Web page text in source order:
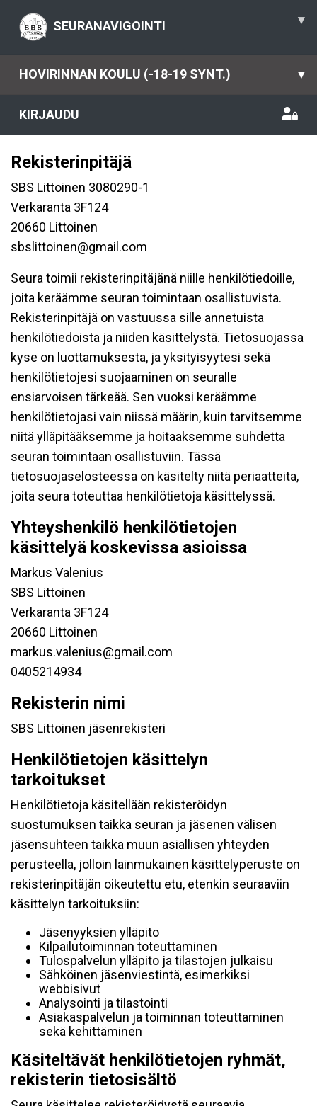
SEURANAVIGOINTI ▾
HOVIRINNAN KOULU (-18-19 SYNT.) ▾
KIRJAUDU
Rekisterinpitäjä
SBS Littoinen 3080290-1
Verkaranta 3F124
20660 Littoinen
sbslittoinen@gmail.com
Seura toimii rekisterinpitäjänä niille henkilötiedoille,
joita keräämme seuran toimintaan osallistuvista.
Rekisterinpitäjä on vastuussa sille annetuista
henkilötiedoista ja niiden käsittelystä. Tietosuojassa
kyse on luottamuksesta, ja yksityisyytesi sekä
henkilötietojesi suojaaminen on seuralle
ensiarvoisen tärkeää. Sen vuoksi keräämme
henkilötietojasi vain niissä määrin, kuin tarvitsemme
niitä ylläpitääksemme ja hoitaaksemme suhdetta
seuran toimintaan osallistuviin. Tässä
tietosuojaselosteessa on käsitelty niitä periaatteita,
joita seura toteuttaa henkilötietoja käsittelyssä.
Yhteyshenkilö henkilötietojen
käsittelyä koskevissa asioissa
Markus Valenius
SBS Littoinen
Verkaranta 3F124
20660 Littoinen
markus.valenius@gmail.com
0405214934
Rekisterin nimi
SBS Littoinen jäsenrekisteri
Henkilötietojen käsittelyn
tarkoitukset
Henkilötietoja käsitellään rekisteröidyn
suostumuksen taikka seuran ja jäsenen välisen
jäsensuhteen taikka muun asiallisen yhteyden
perusteella, jolloin lainmukainen käsittelyperuste on
rekisterinpitäjän oikeutettu etu, etenkin seuraaviin
käsittelyn tarkoituksiin:
Jäsenyyksien ylläpito
Kilpailutoiminnan toteuttaminen
Tulospalvelun ylläpito ja tilastojen julkaisu
Sähköinen jäsenviestintä, esimerkiksi
webbisivut
Analysointi ja tilastointi
Asiakaspalvelun ja toiminnan toteuttaminen
sekä kehittäminen
Käsiteltävät henkilötietojen ryhmät,
rekisterin tietosisältö